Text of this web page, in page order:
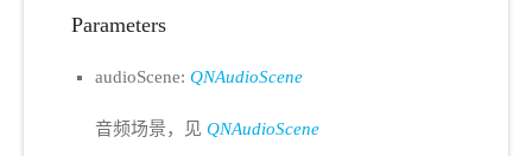
Parameters
audioScene: QNAudioScene
音频场景，见 QNAudioScene